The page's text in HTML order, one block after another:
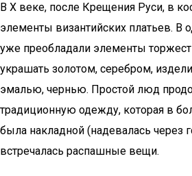
В Х веке, после Крещения Руси, в
элементы византийских платьев. В
уже преобладали элементы
украшать золотом, серебром,
эмалью, чернью. Простой люд
традиционную одежду, которая в
была накладной (надевалась через
встречалась распашные вещи.